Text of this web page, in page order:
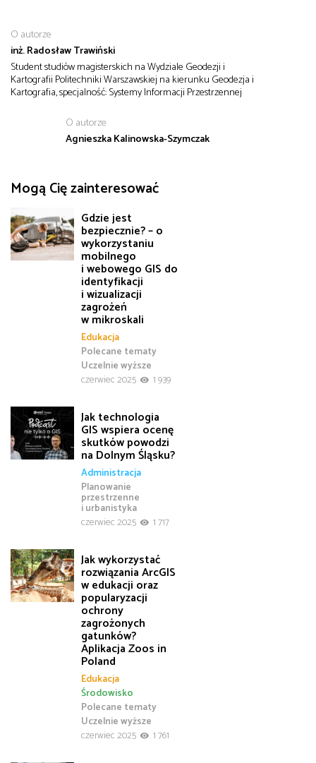
O autorze
inż. Radosław Trawiński
Student studiów magisterskich na Wydziale Geodezji i
Kartografii Politechniki Warszawskiej na kierunku Geodezja i
Kartografia, specjalność: Systemy Informacji Przestrzennej
O autorze
Agnieszka Kalinowska-Szymczak
Mogą Cię zainteresować
Gdzie jest
bezpiecznie? – o
wykorzystaniu
mobilnego
i webowego GIS do
identyfikacji
i wizualizacji
zagrożeń
w mikroskali
Edukacja
Polecane tematy
Uczelnie wyższe
czerwiec 2025
1 939
Jak technologia
GIS wspiera ocenę
skutków powodzi
na Dolnym Śląsku?
Administracja
Planowanie
przestrzenne
i urbanistyka
czerwiec 2025
1 717
Jak wykorzystać
rozwiązania ArcGIS
w edukacji oraz
popularyzacji
ochrony
zagrożonych
gatunków?
Aplikacja Zoos in
Poland
Edukacja
Polecane tematy
Środowisko
Uczelnie wyższe
czerwiec 2025
1 761